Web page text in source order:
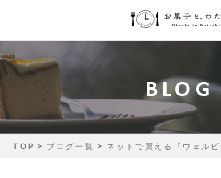
BLOG
TOP ブログ一覧 ネットで買える『ウェル